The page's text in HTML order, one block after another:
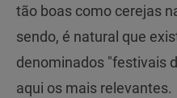
tão boas como cerejas
sendo, é natural que
denominados "festivais
aqui os mais relevantes.